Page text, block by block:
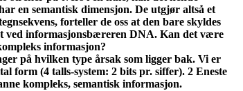
en semantisk dimensjon. De utgjør altså et
forteller de oss at den bare skyldes
ved informasjonsbæreren DNA. Kan det være
informasjon?
på hvilken type årsak som ligger bak. Vi er
form (4 talls-system: 2 bits pr. siffer). 2 Eneste
kompleks, semantisk informasjon.